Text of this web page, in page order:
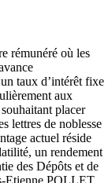
rémunéré où les
taux d’intérêt fixe
aux
placer
lettres de noblesse
actuel réside
un rendement
des Dépôts et de
Etienne POLLET